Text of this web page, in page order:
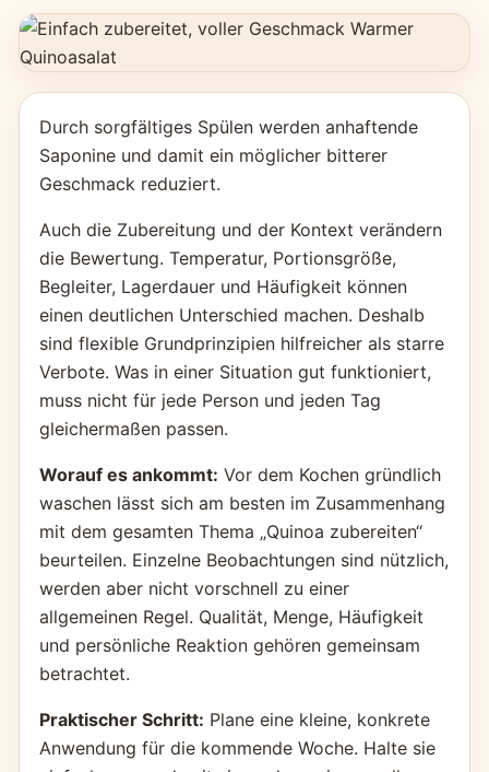
Durch sorgfältiges Spülen werden anhaftende
Saponine und damit ein möglicher bitterer
Geschmack reduziert.
Auch die Zubereitung und der Kontext verändern
die Bewertung. Temperatur, Portionsgröße,
Begleiter, Lagerdauer und Häufigkeit können
einen deutlichen Unterschied machen. Deshalb
sind flexible Grundprinzipien hilfreicher als starre
Verbote. Was in einer Situation gut funktioniert,
muss nicht für jede Person und jeden Tag
gleichermaßen passen.
Worauf es ankommt: Vor dem Kochen gründlich
waschen lässt sich am besten im Zusammenhang
mit dem gesamten Thema „Quinoa zubereiten“
beurteilen. Einzelne Beobachtungen sind nützlich,
werden aber nicht vorschnell zu einer
allgemeinen Regel. Qualität, Menge, Häufigkeit
und persönliche Reaktion gehören gemeinsam
betrachtet.
Praktischer Schritt: Plane eine kleine, konkrete
Anwendung für die kommende Woche. Halte sie